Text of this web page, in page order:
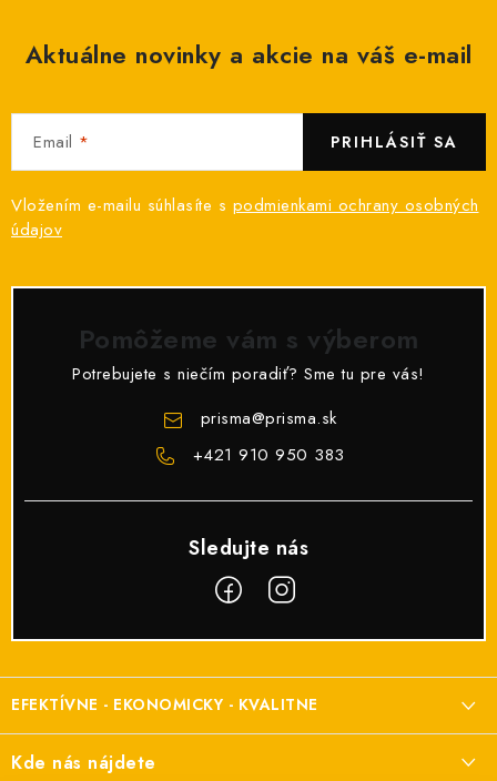
Aktuálne novinky a akcie na váš e-mail
Email
Vložením e-mailu súhlasíte s podmienkami ochrany osobných
údajov
PRIHLÁSIŤ SA
Pomôžeme vám s výberom
Potrebujete s niečím poradiť? Sme tu pre vás!
prisma@prisma.sk
+421 910 950 383
á
p
ä
EFEKTÍVNE - EKONOMICKY - KVALITNE
a elektroinštalácie
Kde nás nájdete